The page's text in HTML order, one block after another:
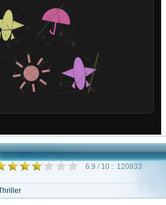
6.9 / 10 :: 120833